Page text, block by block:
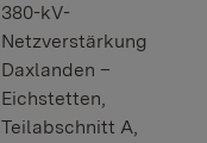
380-kV-
Netzverstärkung
Daxlanden –
Eichstetten,
Teilabschnitt A,